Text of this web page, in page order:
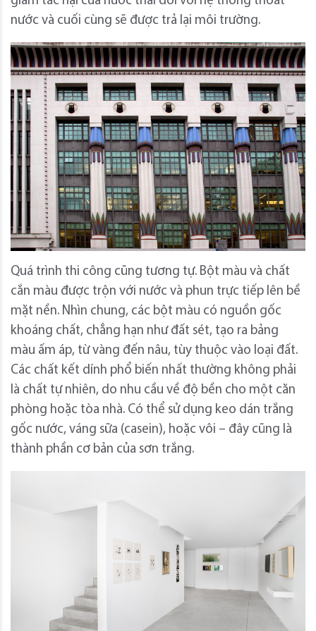
nước và cuối cùng sẽ được trả lại môi trường.
Quá trình thi công cũng tương tự. Bột màu và chất
cắn màu được trộn với nước và phun trực tiếp lên bề
mặt nền. Nhìn chung, các bột màu có nguồn gốc
khoáng chất, chẳng hạn như đất sét, tạo ra bảng
màu ấm áp, từ vàng đến nâu, tùy thuộc vào loại đất.
Các chất kết dính phổ biến nhất thường không phải
là chất tự nhiên, do nhu cầu về độ bền cho một căn
phòng hoặc tòa nhà. Có thể sử dụng keo dán trắng
gốc nước, váng sữa (casein), hoặc vôi – đây cũng là
thành phần cơ bản của sơn trắng.